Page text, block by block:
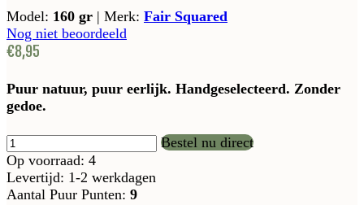
Model: 160 gr | Merk: Fair Squared
Nog niet beoordeeld
€8,95
Puur natuur, puur eerlijk. Handgeselecteerd. Zonder
gedoe.
Bestel nu direct
Op voorraad: 4
Levertijd: 1-2 werkdagen
Aantal Puur Punten: 9